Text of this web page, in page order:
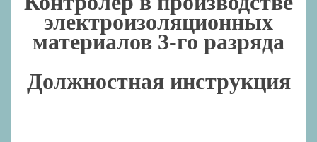
электроизоляционных
материалов 3-го разряда
Должностная инструкция